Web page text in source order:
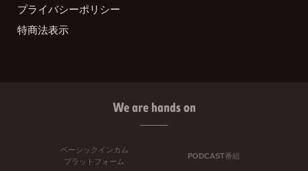
プライバシーポリシー
特商法表示
We are hands on
ベーシックインカム
プラットフォーム
PODCAST番組